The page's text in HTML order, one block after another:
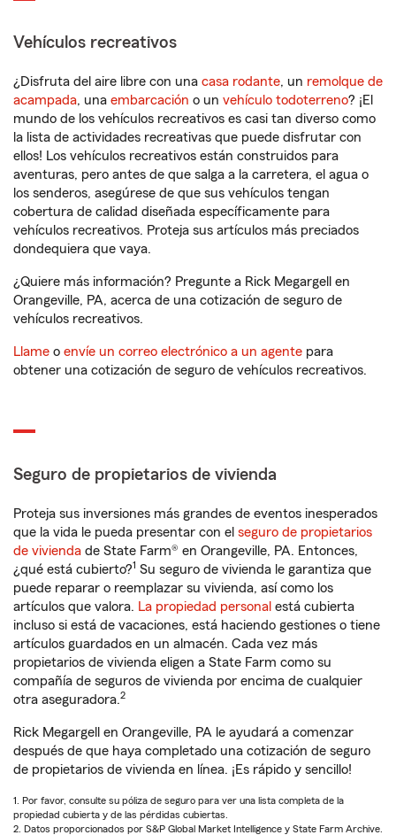
Vehículos recreativos
¿Disfruta del aire libre con una casa rodante, un remolque de
acampada, una embarcación o un vehículo todoterreno? ¡El
mundo de los vehículos recreativos es casi tan diverso como
la lista de actividades recreativas que puede disfrutar con
ellos! Los vehículos recreativos están construidos para
aventuras, pero antes de que salga a la carretera, el agua o
los senderos, asegúrese de que sus vehículos tengan
cobertura de calidad diseñada específicamente para
vehículos recreativos. Proteja sus artículos más preciados
dondequiera que vaya.
¿Quiere más información? Pregunte a Rick Megargell en
Orangeville, PA, acerca de una cotización de seguro de
vehículos recreativos.
Llame o envíe un correo electrónico a un agente para
obtener una cotización de seguro de vehículos recreativos.
Seguro de propietarios de vivienda
Proteja sus inversiones más grandes de eventos inesperados
que la vida le pueda presentar con el seguro de propietarios
de vivienda de State Farm® en Orangeville, PA. Entonces,
¿qué está cubierto?1 Su seguro de vivienda le garantiza que
puede reparar o reemplazar su vivienda, así como los
artículos que valora. La propiedad personal está cubierta
incluso si está de vacaciones, está haciendo gestiones o tiene
artículos guardados en un almacén. Cada vez más
propietarios de vivienda eligen a State Farm como su
compañía de seguros de vivienda por encima de cualquier
otra aseguradora.2
Rick Megargell en Orangeville, PA le ayudará a comenzar
después de que haya completado una cotización de seguro
de propietarios de vivienda en línea. ¡Es rápido y sencillo!
1. Por favor, consulte su póliza de seguro para ver una lista completa de la
propiedad cubierta y de las pérdidas cubiertas.
2. Datos proporcionados por S&P Global Market Intelligence y State Farm Archive.